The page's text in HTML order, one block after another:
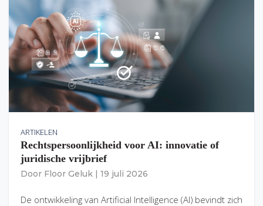
ARTIKELEN
Rechtspersoonlijkheid voor AI: innovatie of
juridische vrijbrief
Door Floor Geluk 19 juli 2026
De ontwikkeling van Artificial Intelligence (AI) bevindt zich